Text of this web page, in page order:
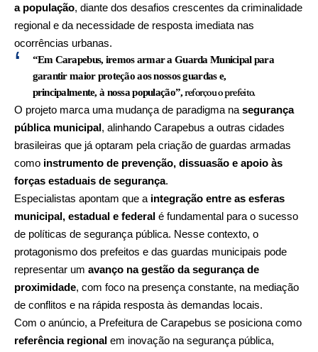
a população, diante dos desafios crescentes da criminalidade
regional e da necessidade de resposta imediata nas
ocorrências urbanas.
“Em Carapebus, iremos armar a Guarda Municipal para
garantir maior proteção aos nossos guardas e,
principalmente, à nossa população”,reforçou o prefeito.
O projeto marca uma mudança de paradigma na segurança
pública municipal, alinhando Carapebus a outras cidades
brasileiras que já optaram pela criação de guardas armadas
como instrumento de prevenção, dissuasão e apoio às
forças estaduais de segurança.
Especialistas apontam que a integração entre as esferas
municipal, estadual e federal é fundamental para o sucesso
de políticas de segurança pública. Nesse contexto, o
protagonismo dos prefeitos e das guardas municipais pode
representar um avanço na gestão da segurança de
proximidade, com foco na presença constante, na mediação
de conflitos e na rápida resposta às demandas locais.
Com o anúncio, a Prefeitura de Carapebus se posiciona como
referência regional em inovação na segurança pública,